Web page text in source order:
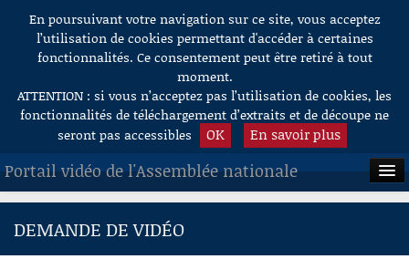
Aller au contenu
En poursuivant votre navigation sur ce site, vous acceptez
l’utilisation de cookies permettant d'accéder à certaines
fonctionnalités. Ce consentement peut être retiré à tout
moment.
ATTENTION : si vous n’acceptez pas l’utilisation de cookies, les
fonctionnalités de téléchargement d’extraits et de découpe ne
seront pas accessibles
OK En savoir plus
Portail vidéo de l'Assemblée nationale
ACCUEIL
DEMANDE DE VIDÉO